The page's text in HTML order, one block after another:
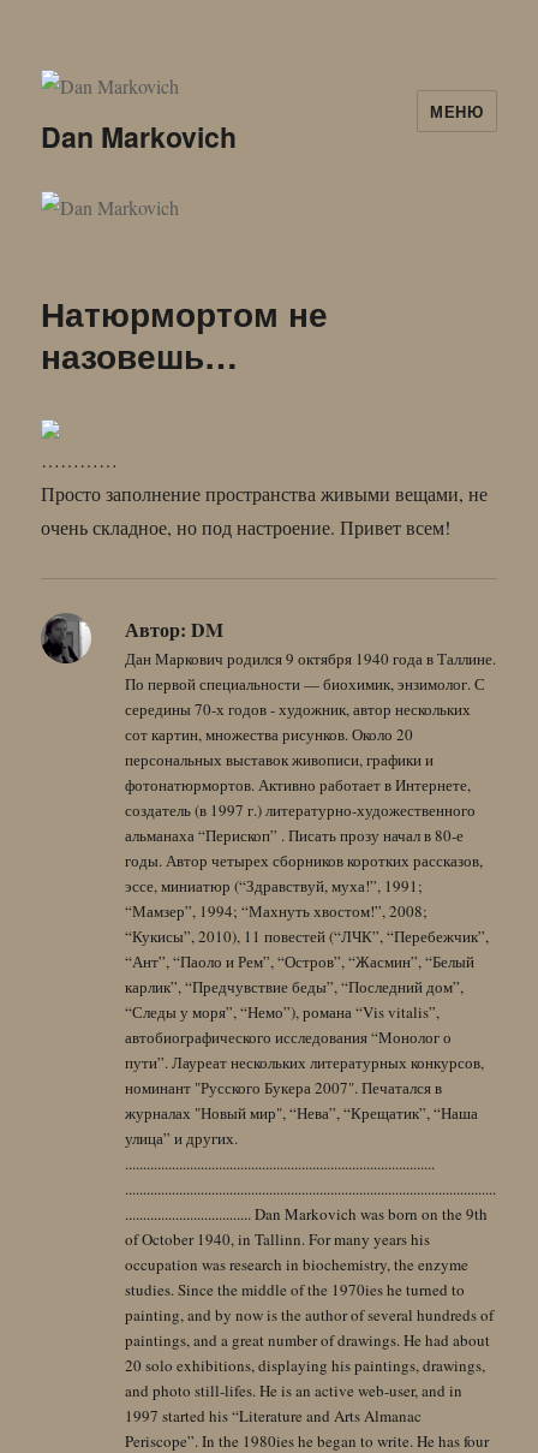
Dan Markovich
МЕНЮ
Натюрмортом не
назовешь…
…………
Просто заполнение пространства живыми вещами, не
очень складное, но под настроение. Привет всем!
Автор: DM
Дан Маркович родился 9 октября 1940 года в Таллине.
По первой специальности — биохимик, энзимолог. С
середины 70-х годов - художник, автор нескольких
сот картин, множества рисунков. Около 20
персональных выставок живописи, графики и
фотонатюрмортов. Активно работает в Интернете,
создатель (в 1997 г.) литературно-художественного
альманаха “Перископ” . Писать прозу начал в 80-е
годы. Автор четырех сборников коротких рассказов,
эссе, миниатюр (“Здравствуй, муха!”, 1991;
“Мамзер”, 1994; “Махнуть хвостом!”, 2008;
“Кукисы”, 2010), 11 повестей (“ЛЧК”, “Перебежчик”,
“Ант”, “Паоло и Рем”, “Остров”, “Жасмин”, “Белый
карлик”, “Предчувствие беды”, “Последний дом”,
“Следы у моря”, “Немо”), романа “Vis vitalis”,
автобиографического исследования “Монолог о
пути”. Лауреат нескольких литературных конкурсов,
номинант "Русского Букера 2007". Печатался в
журналах "Новый мир", “Нева”, “Крещатик”, “Наша
улица” и других.
......................................................................................
.......................................................................................................
................................... Dan Markovich was born on the 9th
of October 1940, in Tallinn. For many years his
occupation was research in biochemistry, the enzyme
studies. Since the middle of the 1970ies he turned to
painting, and by now is the author of several hundreds of
paintings, and a great number of drawings. He had about
20 solo exhibitions, displaying his paintings, drawings,
and photo still-lifes. He is an active web-user, and in
1997 started his “Literature and Arts Almanac
Periscope”. In the 1980ies he began to write. He has four